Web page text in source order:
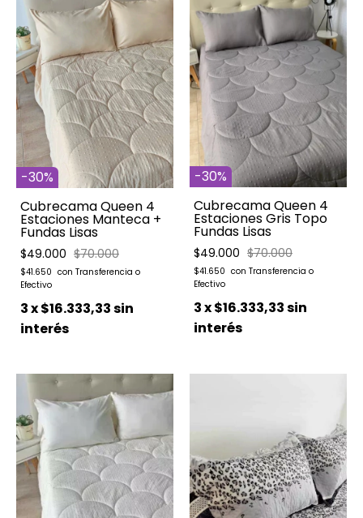
-30%
Cubrecama Queen 4
Estaciones Manteca +
Fundas Lisas
$49.000 $70.000
$41.650
3x$16.333,33sin
interés
-30%
Cubrecama Queen 4
Estaciones Gris Topo
Fundas Lisas
$49.000 $70.000
$41.650
3x$16.333,33sin
interés